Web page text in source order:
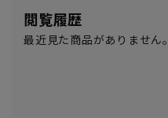
閲覧履歴
最近見た商品がありません。